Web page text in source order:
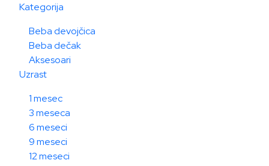
Kategorija
Beba devojčica
Beba dečak
Aksesoari
Uzrast
1 mesec
3 meseca
6 meseci
9 meseci
12 meseci